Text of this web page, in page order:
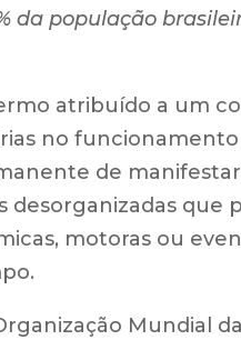
da população
atribuído a um
no
de
desorganizadas que
motoras ou
Mundial